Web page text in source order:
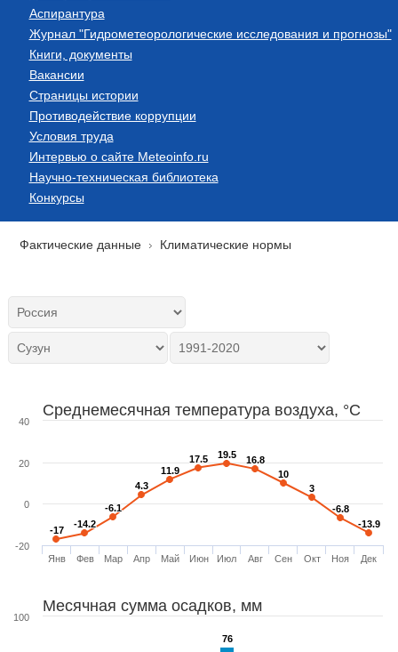
Аспирантура
Журнал "Гидрометеорологические исследования и прогнозы"
Книги, документы
Вакансии
Страницы истории
Противодействие коррупции
Условия труда
Интервью о сайте Meteoinfo.ru
Научно-техническая библиотека
Конкурсы
Фактические данные Климатические нормы
Среднемесячная температура воздуха, °C
-17
-17
-14.2
-14.2
-6.1
-6.1
4.3
4.3
11.9
11.9
17.5
17.5 19.5
19.5 16.8
16.8
10
10
3
3
-6.8
-6.8
-13.9
-13.9
Янв Фев Мар Апр Май Июн Июл Авг Сен Окт Ноя Дек
-20
0
20
40
Месячная сумма осадков, мм
76
76
100